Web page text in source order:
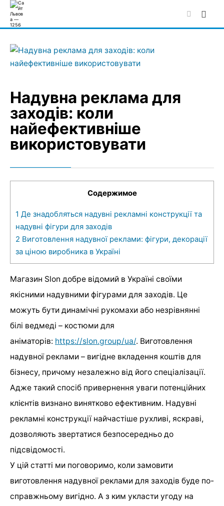
Skip
to
Надувна реклама для
заходів: коли
найефективніше
використовувати
Содержимое
1 Де знадобляться надувні рекламні конструкції та
надувні фігури для заходів
2 Виготовлення надувної реклами: фігури, декорації
за ціною виробника в Україні
Магазин Slon добре відомий в Україні своїми
якісними надувними фігурами для заходів. Це
можуть бути динамічні рукомахи або незрівнянні
білі ведмеді – костюми для
аніматорів: https://slon.group/ua/. Виготовлення
надувної реклами – вигідне вкладення коштів для
бізнесу, причому незалежно від його спеціалізації.
Адже такий спосіб привернення уваги потенційних
клієнтів визнано винятково ефективним. Надувні
рекламні конструкції найчастіше рухливі, яскраві,
дозволяють звертатися безпосередньо до
підсвідомості.
У цій статті ми поговоримо, коли замовити
виготовлення надувної реклами для заходів буде по-
справжньому вигідно. А з ким укласти угоду на